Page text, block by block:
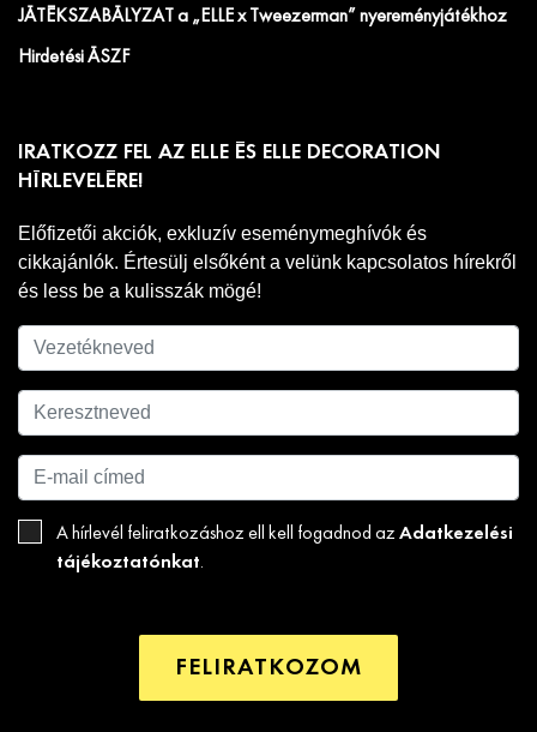
JÁTÉKSZABÁLYZAT a „ELLE x Tweezerman” nyereményjátékhoz
Hirdetési ÁSZF
IRATKOZZ FEL AZ ELLE ÉS ELLE DECORATION
HÍRLEVELÉRE!
Előfizetői akciók, exkluzív eseménymeghívók és
cikkajánlók. Értesülj elsőként a velünk kapcsolatos hírekről
és less be a kulisszák mögé!
A hírlevél feliratkozáshoz ell kell fogadnod az Adatkezelési
tájékoztatónkat.
FELIRATKOZOM